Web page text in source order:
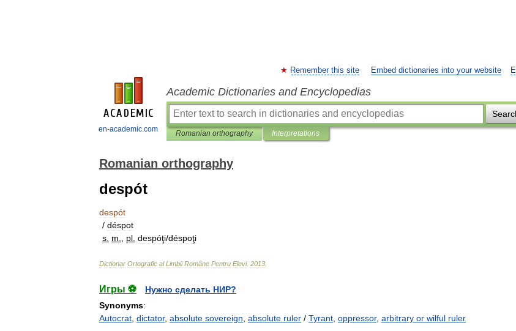
en-academic.com
Remember this site Embed dictionaries into your website
Academic Dictionaries and Encyclopedias
Romanian orthography Interpretations
Romanian orthography
despót
despót
/ déspot
s m pl despóţi/déspoţi
Dictionar Ortografic al Limbii Române Pentru Elevi. 2013
Игры ⚽
Нужно сделать НИР?
Synonyms:
Autocrat dictator, absolute sovereign absolute ruler / Tyrant oppressor, arbitrary or wilful ruler